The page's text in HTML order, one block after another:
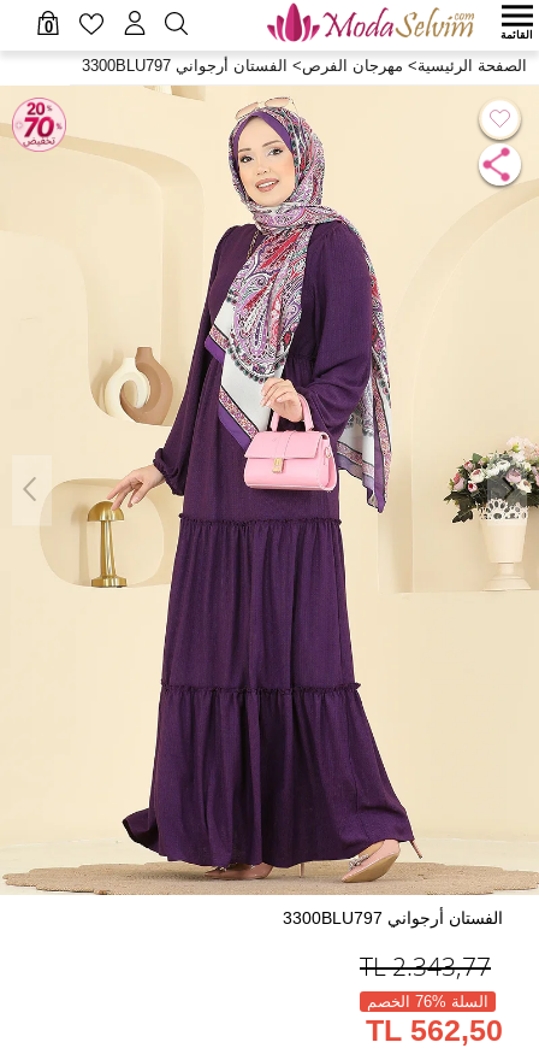
0 القائمة
الصفحة الرئيسية> مهرجان الفرص> الفستان أرجواني 3300BLU797
الفستان أرجواني 3300BLU797
2.343,77
TL
السلة %76 الخصم
562,50 TL